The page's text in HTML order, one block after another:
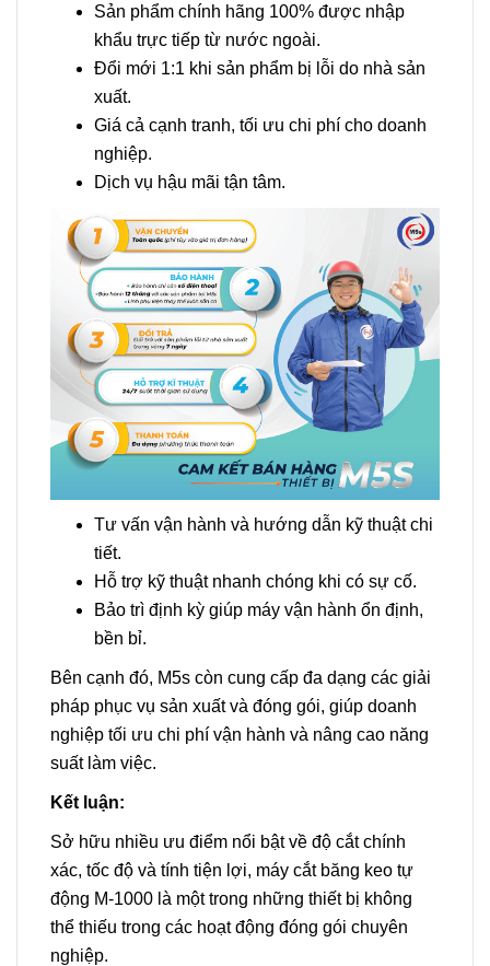
Sản phẩm chính hãng 100% được nhập
khẩu trực tiếp từ nước ngoài.
Đổi mới 1:1 khi sản phẩm bị lỗi do nhà sản
xuất.
Giá cả cạnh tranh, tối ưu chi phí cho doanh
nghiệp.
Dịch vụ hậu mãi tận tâm.
Tư vấn vận hành và hướng dẫn kỹ thuật chi
tiết.
Hỗ trợ kỹ thuật nhanh chóng khi có sự cố.
Bảo trì định kỳ giúp máy vận hành ổn định,
bền bỉ.
Bên cạnh đó, M5s còn cung cấp đa dạng các giải
pháp phục vụ sản xuất và đóng gói, giúp doanh
nghiệp tối ưu chi phí vận hành và nâng cao năng
suất làm việc.
Kết luận:
Sở hữu nhiều ưu điểm nổi bật về độ cắt chính
xác, tốc độ và tính tiện lợi, máy cắt băng keo tự
động M-1000 là một trong những thiết bị không
thể thiếu trong các hoạt động đóng gói chuyên
nghiệp.